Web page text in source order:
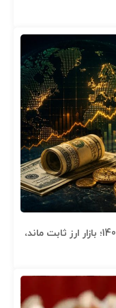
قیمت دلار، طلا و سکه جمعه 16 مرداد 1405؛ بازار ارز ثابت ماند،